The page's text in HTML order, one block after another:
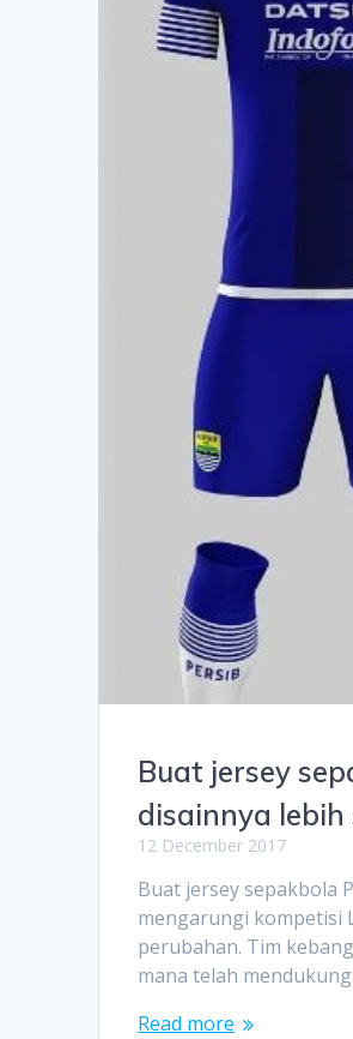
Buat jersey
disainnya lebih
12 December 2017
Buat jersey
mengarungi kompetisi
perubahan. Tim
mana telah
Read more